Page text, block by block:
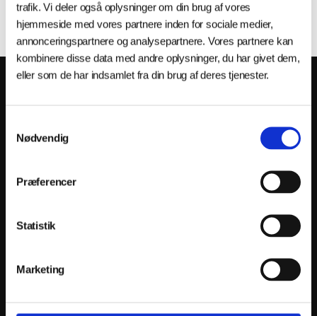
trafik. Vi deler også oplysninger om din brug af vores
hjemmeside med vores partnere inden for sociale medier,
annonceringspartnere og analysepartnere. Vores partnere kan
kombinere disse data med andre oplysninger, du har givet dem,
eller som de har indsamlet fra din brug af deres tjenester.
Nødvendig
Præferencer
Statistik
Marketing
omsætte ny teknologi til konkret